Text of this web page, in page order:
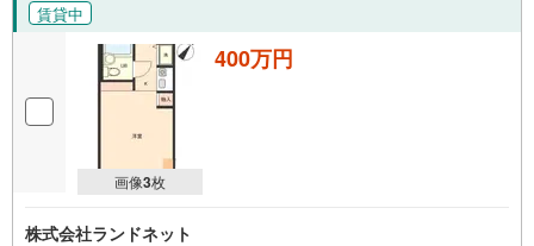
賃貸中
画像3枚
400万円
株式会社ランドネット